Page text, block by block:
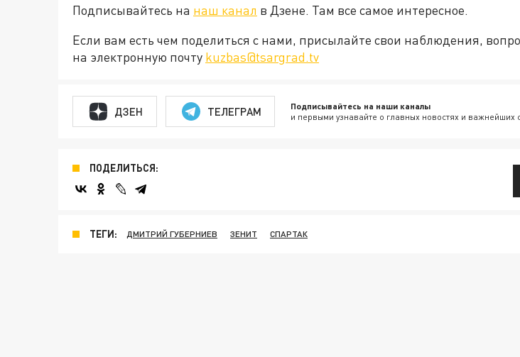
Подписывайтесь на наш канал в Дзене. Там все самое интересное.
Если вам есть чем поделиться с нами, присылайте свои наблюдения,
на электронную почту kuzbas@tsargrad.tv
ДЗЕН ТЕЛЕГРАМ Подписывайтесь на наши каналы
и первыми узнавайте о главных новостях и важнейших
ПОДЕЛИТЬСЯ:
ТЕГИ: ДМИТРИЙ ГУБЕРНИЕВ ЗЕНИТ СПАРТАК